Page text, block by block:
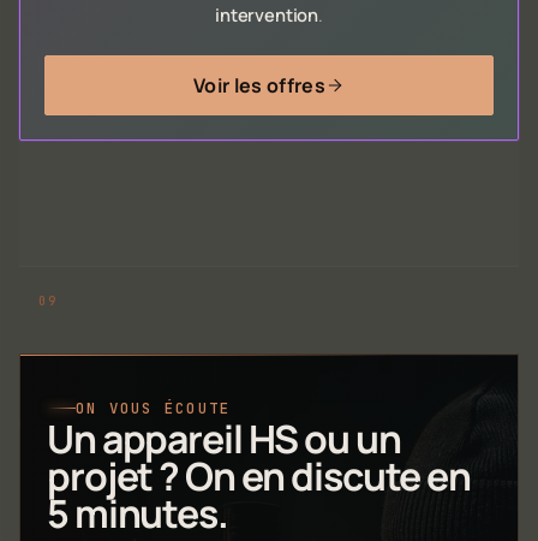
intervention.
Voir les offres
ON VOUS ÉCOUTE
Un appareil HS ou un
projet ? On en discute en
5 minutes.